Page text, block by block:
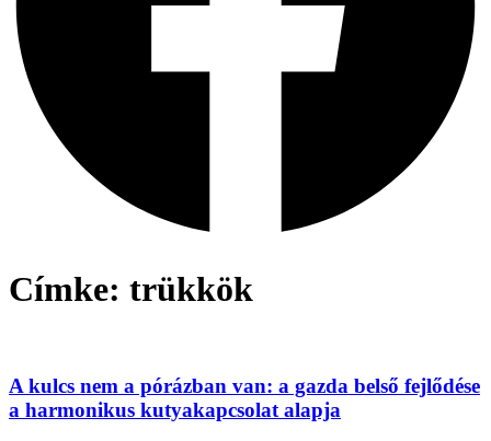
Címke: trükkök
A kulcs nem a pórázban van: a gazda belső fejlődése
a harmonikus kutyakapcsolat alapja